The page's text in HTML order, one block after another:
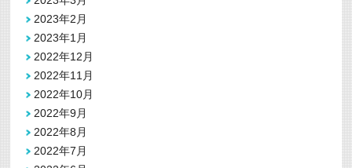
2023年2月
2023年1月
2022年12月
2022年11月
2022年10月
2022年9月
2022年8月
2022年7月